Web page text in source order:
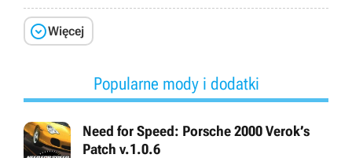
Więcej
Popularne mody i dodatki
Need for Speed: Porsche 2000 Verok’s
Patch v.1.0.6